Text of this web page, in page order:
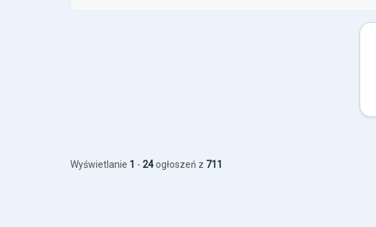
Wyświetlanie 1 - 24ogłoszeń z 711